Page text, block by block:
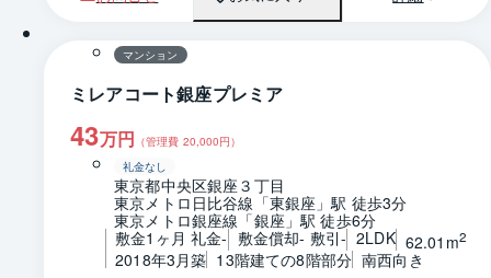
間取り
マンション
ミレアコート銀座プレミア
43万円 （管理費 20,000円）
礼金なし
東京都中央区銀座３丁目
東京メトロ日比谷線「東銀座」駅 徒歩3分
東京メトロ銀座線「銀座」駅 徒歩6分
敷金1ヶ月 礼金- 敷金償却- 敷引- 2LDK 62.01m2
2018年3月築 13階建ての8階部分 南西向き